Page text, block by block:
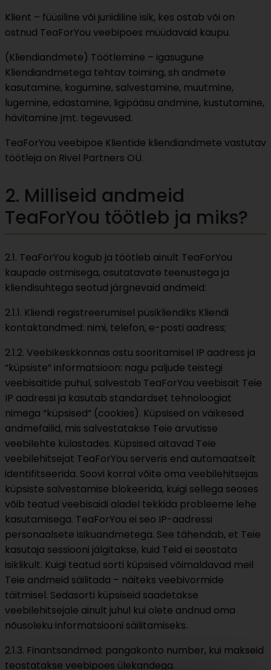
Klient – füüsiline või juriidiline isik, kes ostab või on
ostnud TeaForYou veebipoes müüdavaid kaupu.
(Kliendiandmete) Töötlemine – igasugune
Kliendiandmetega tehtav toiming, sh andmete
kasutamine, kogumine, salvestamine, muutmine,
lugemine, edastamine, ligipääsu andmine, kustutamine,
hävitamine jmt. tegevused.
TeaForYou veebipoe Klientide kliendiandmete vastutav
töötleja on Rivel Partners OÜ.
2. Milliseid andmeid
TeaForYou töötleb ja miks?
2.1. TeaForYou kogub ja töötleb ainult TeaForYou
kaupade ostmisega, osutatavate teenustega ja
kliendisuhtega seotud järgnevaid andmeid:
2.1.1. Kliendi registreerumisel püsikliendiks Kliendi
kontaktandmed: nimi, telefon, e-posti aadress;
2.1.2. Veebikeskkonnas ostu sooritamisel IP aadress ja
“küpsiste” informatsioon: nagu paljude teistegi
veebisaitide puhul, salvestab TeaForYou veebisait Teie
IP aadressi ja kasutab standardset tehnoloogiat
nimega “küpsised” (cookies). Küpsised on väikesed
andmefailid, mis salvestatakse Teie arvutisse
veebilehte külastades. Küpsised aitavad Teie
veebilehitsejat TeaForYou serveris end automaatselt
identifitseerida. Soovi korral võite oma veebilehitsejas
küpsiste salvestamise blokeerida, kuigi sellega seoses
võib teatud veebisaidi aladel tekkida probleeme lehe
kasutamisega. TeaForYou ei seo IP-aadressi
personaalsete isikuandmetega. See tähendab, et Teie
kasutaja sessiooni jälgitakse, kuid Teid ei seostata
isiklikult. Kuigi teatud sorti küpsised võimaldavad meil
Teie andmeid säilitada – näiteks veebivormide
täitmisel. Sedasorti küpsiseid saadetakse
veebilehitsejale ainult juhul kui olete andnud oma
nõusoleku informatsiooni säilitamiseks.
2.1.3. Finantsandmed: pangakonto number, kui makseid
teostatakse veebipoes ülekandega.